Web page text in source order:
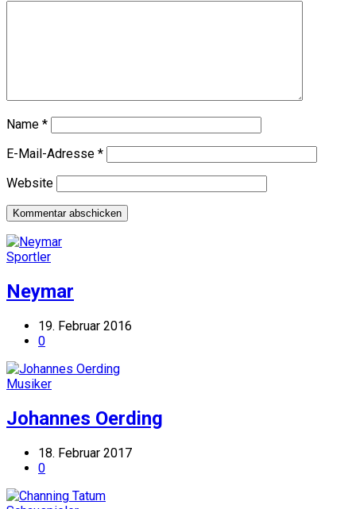
Name *
E-Mail-Adresse *
Website
Sportler
Neymar
19. Februar 2016
0
Musiker
Johannes Oerding
18. Februar 2017
0